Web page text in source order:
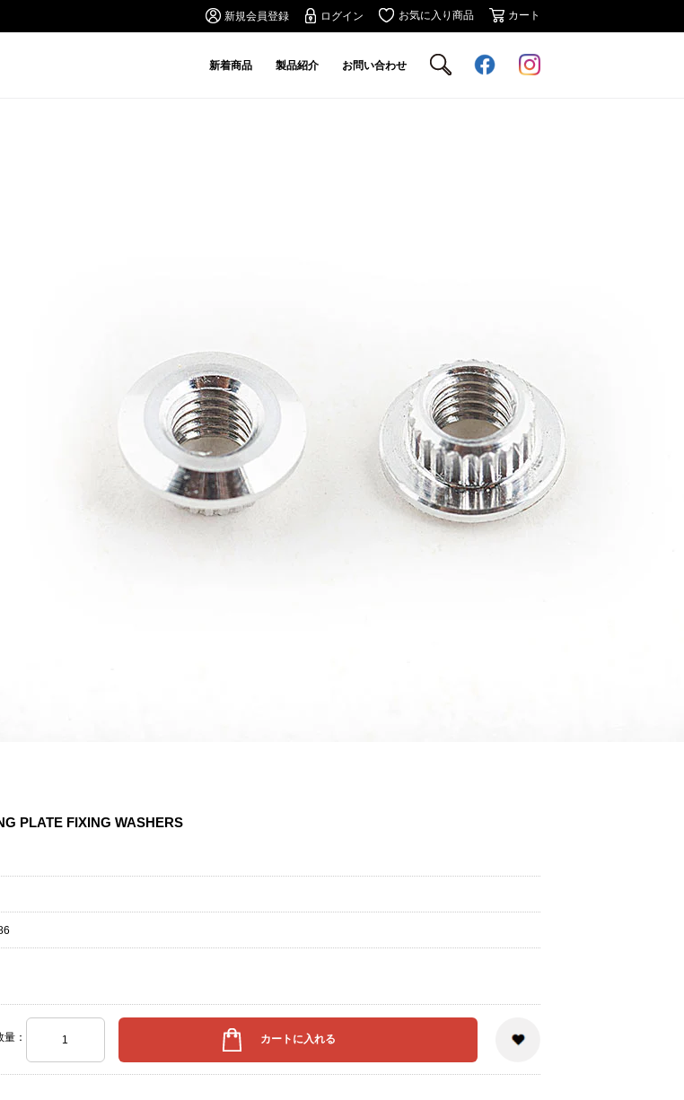
新規会員登録 ログイン お気に入り商品 カート
新着商品 製品紹介 お問い合わせ
PLATE FIXING WASHERS
量：